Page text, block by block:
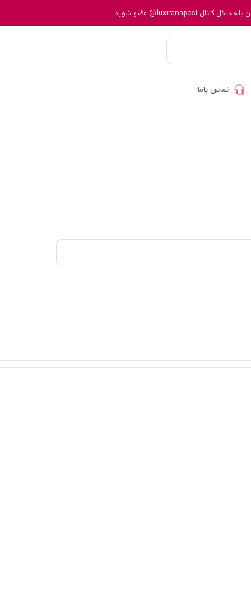
بله داخل کانال@luxiranapost عضو شوید.
تماس باما